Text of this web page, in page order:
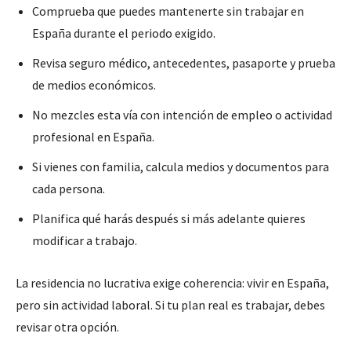
Comprueba que puedes mantenerte sin trabajar en
España durante el periodo exigido.
Revisa seguro médico, antecedentes, pasaporte y prueba
de medios económicos.
No mezcles esta vía con intención de empleo o actividad
profesional en España.
Si vienes con familia, calcula medios y documentos para
cada persona.
Planifica qué harás después si más adelante quieres
modificar a trabajo.
La residencia no lucrativa exige coherencia: vivir en España,
pero sin actividad laboral. Si tu plan real es trabajar, debes
revisar otra opción.